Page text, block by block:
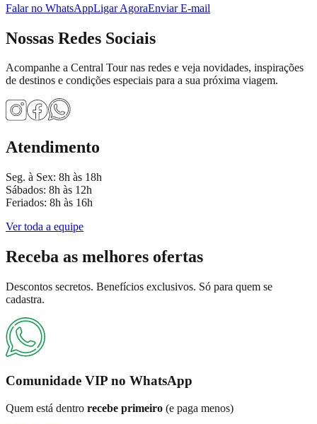
Falar no WhatsAppLigar AgoraEnviar E-mail
Nossas Redes Sociais
Acompanhe a Central Tour nas redes e veja novidades, inspirações
de destinos e condições especiais para a sua próxima viagem.
Atendimento
Seg. à Sex: 8h às 18h
Sábados: 8h às 12h
Feriados: 8h às 16h
Ver toda a equipe
Receba as melhores ofertas
Descontos secretos. Benefícios exclusivos. Só para quem se
cadastra.
Comunidade VIP no WhatsApp
Quem está dentro recebe primeiro (e paga menos)